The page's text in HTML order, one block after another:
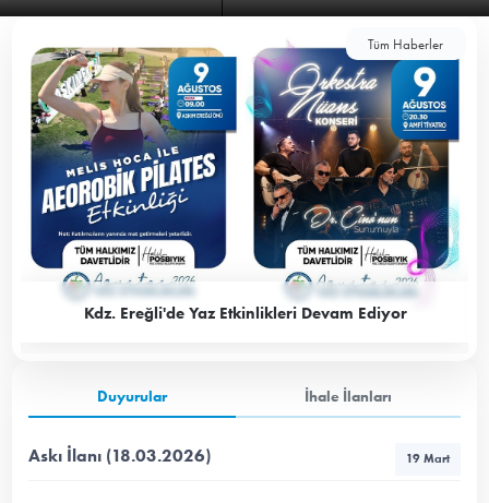
Tüm Haberler
Kdz. Ereğli'de Yaz Etkinlikleri Devam Ediyor
Duyurular İhale İlanları
Askı İlanı (18.03.2026) 19 Mart